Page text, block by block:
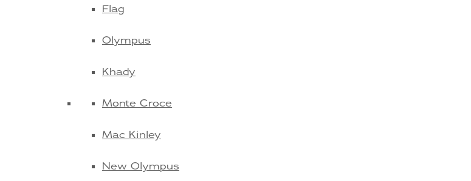
Flag
Olympus
Khady
Monte Croce
Mac Kinley
New Olympus